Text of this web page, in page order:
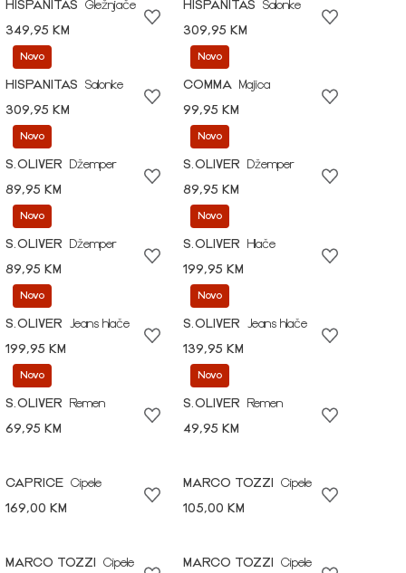
HISPANITAS
Gležnjače
349,95 KM
HISPANITAS
Salonke
309,95 KM
Novo
HISPANITAS
Salonke
309,95 KM
Novo
COMMA
Majica
99,95 KM
Novo
S.OLIVER
Džemper
89,95 KM
Novo
S.OLIVER
Džemper
89,95 KM
Novo
S.OLIVER
Džemper
89,95 KM
Novo
S.OLIVER
Hlače
199,95 KM
Novo
S.OLIVER
Jeans hlače
199,95 KM
Novo
S.OLIVER
Jeans hlače
139,95 KM
Novo
S.OLIVER
Remen
69,95 KM
Novo
S.OLIVER
Remen
49,95 KM
CAPRICE Cipele
169,00 KM
MARCO TOZZI
Cipele
105,00 KM
MARCO TOZZI
Cipele
MARCO TOZZI
Cipele